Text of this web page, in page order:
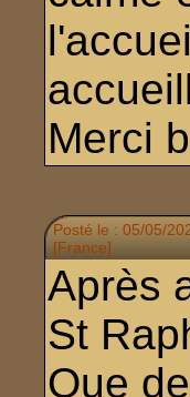
Merci
Posté le : 05/05/
[France]
Après
St
Que